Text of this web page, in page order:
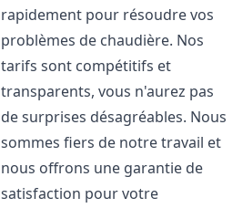
rapidement pour résoudre vos
problèmes de chaudière. Nos
tarifs sont compétitifs et
transparents, vous n'aurez pas
de surprises désagréables. Nous
sommes fiers de notre travail et
nous offrons une garantie de
satisfaction pour votre